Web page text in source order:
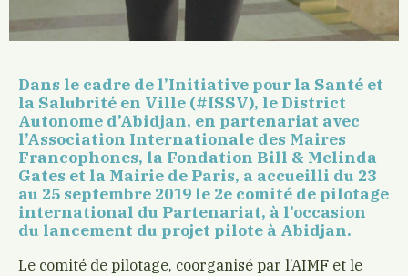
Dans le cadre de l’Initiative pour la Santé et
la Salubrité en Ville (#ISSV), le District
Autonome d’Abidjan, en partenariat avec
l’Association Internationale des Maires
Francophones, la Fondation Bill & Melinda
Gates et la Mairie de Paris, a accueilli du 23
au 25 septembre 2019 le 2e comité de pilotage
international du Partenariat, à l’occasion
du lancement du projet pilote à Abidjan.
Le comité de pilotage, coorganisé par l’AIMF et le